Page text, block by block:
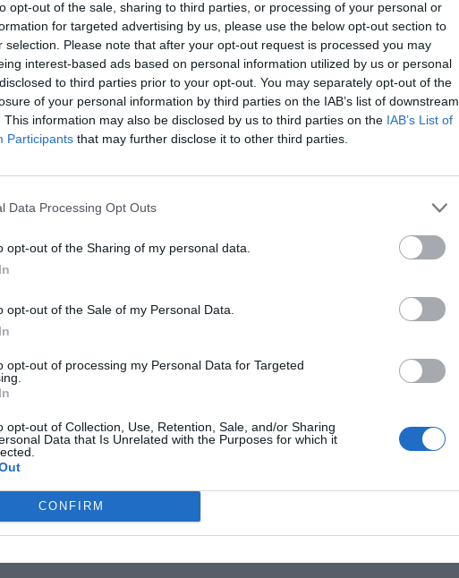
opt-out of the sale, sharing to third parties, or processing of your personal or
for targeted advertising by us, please use the below opt-out section to
selection. Please note that after your opt-out request is processed you may
interest-based ads based on personal information utilized by us or personal
to third parties prior to your opt-out. You may separately opt-out of the
of your personal information by third parties on the IAB’s list of downstream
This information may also be disclosed by us to third parties on the IAB’s List of
Participants that may further disclose it to other third parties.
Data Processing Opt Outs
opt-out of the Sharing of my personal data.
opt-out of the Sale of my Personal Data.
opt-out of processing my Personal Data for Targeted
opt-out of Collection, Use, Retention, Sale, and/or Sharing
Data that Is Unrelated with the Purposes for which it
CONFIRM
en risk för att felaktiga utbetalningar
880 kronor vid sex tillfällen mellan 12
som är misstänkt för bidragsbrott.